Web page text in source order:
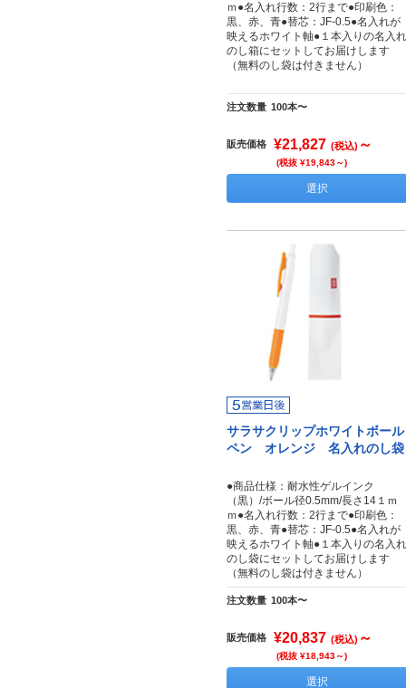
ｍ●名入れ行数：2行まで●印刷色：
黒、赤、青●替芯：JF-0.5●名入れが
映えるホワイト軸●１本入りの名入れ
のし箱にセットしてお届けします
（無料のし袋は付きません）
注文数量 100本〜
販売価格 ¥21,827 (税込) ～
(税抜 ¥19,843～)
選択
サラサクリップホワイトボール
ペン オレンジ 名入れのし袋
●商品仕様：耐水性ゲルインク
（黒）/ボール径0.5mm/長さ14１ｍ
ｍ●名入れ行数：2行まで●印刷色：
黒、赤、青●替芯：JF-0.5●名入れが
映えるホワイト軸●１本入りの名入れ
のし袋にセットしてお届けします
（無料のし袋は付きません）
注文数量 100本〜
販売価格 ¥20,837 (税込) ～
(税抜 ¥18,943～)
選択